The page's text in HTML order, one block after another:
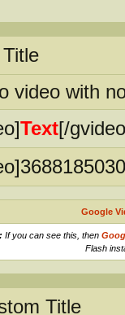
video with
Text[/
Google
If you can see this, then
Flash
Title